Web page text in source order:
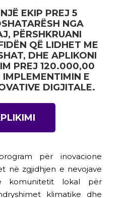
EKIP PREJ 5
NGA
PËRSHKRUANI
QË LIDHET ME
DHE APLIKONI
PREJ 120.000,00
IMPLEMENTIMIN E
DIGJITALE.
për inovacione
në zgjidhjen e nevojave
komunitetit lokal për
klimatike dhe